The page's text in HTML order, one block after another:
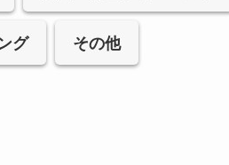
グ その他